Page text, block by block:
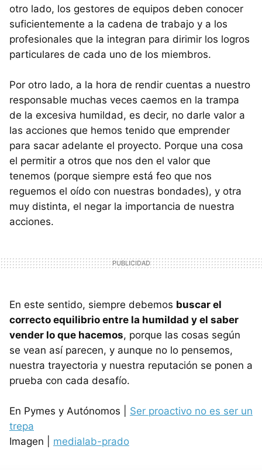
otro lado, los gestores de equipos deben conocer
suficientemente a la cadena de trabajo y a los
profesionales que la integran para dirimir los logros
particulares de cada uno de los miembros.
Por otro lado, a la hora de rendir cuentas a nuestro
responsable muchas veces caemos en la trampa
de la excesiva humildad, es decir, no darle valor a
las acciones que hemos tenido que emprender
para sacar adelante el proyecto. Porque una cosa
el permitir a otros que nos den el valor que
tenemos (porque siempre está feo que nos
reguemos el oído con nuestras bondades), y otra
muy distinta, el negar la importancia de nuestra
acciones.
En este sentido, siempre debemos buscar el
correcto equilibrio entre la humildad y el saber
vender lo que hacemos, porque las cosas según
se vean así parecen, y aunque no lo pensemos,
nuestra trayectoria y nuestra reputación se ponen a
prueba con cada desafío.
En Pymes y Autónomos | Ser proactivo no es ser un
trepa
Imagen | medialab-prado